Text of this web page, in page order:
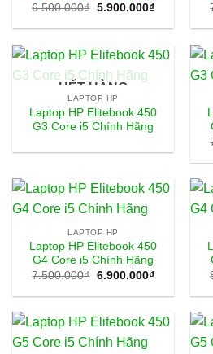
6.500.000₫ Giá
là:
5.900.000₫Giá
tại
HẾT HÀNG
LAPTOP HP
Laptop HP Elitebook 450
G3 Core i5 Chính Hãng
LAPTOP HP
Laptop HP Elitebook 450
G4 Core i5 Chính Hãng
7.500.000₫ Giá
là:
6.900.000₫Giá
tại